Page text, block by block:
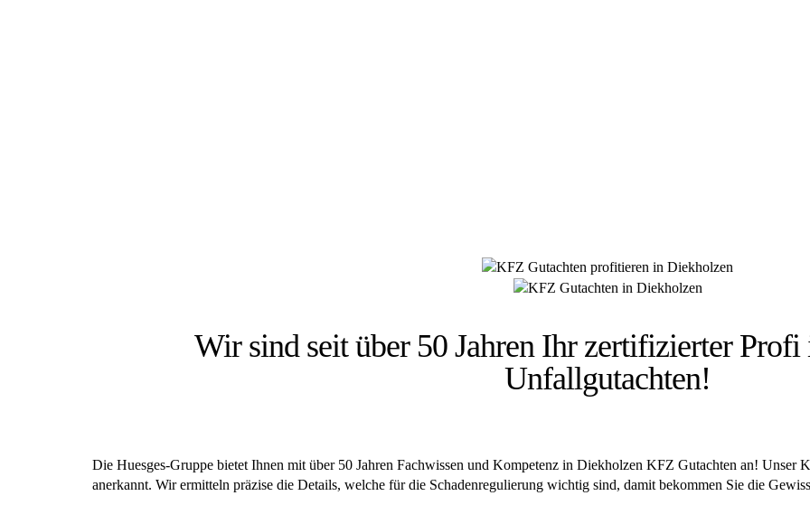
Wir sind seit über 50 Jahren Ihr zertifizierter
Unfallgutachten!
Die Huesges-Gruppe bietet Ihnen mit über 50 Jahren Fachwissen und Kompetenz in Diekholzen KFZ Gutachten an! Unser
anerkannt. Wir ermitteln präzise die Details, welche für die Schadenregulierung wichtig sind, damit bekommen Sie die